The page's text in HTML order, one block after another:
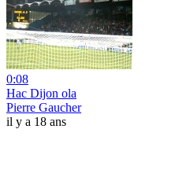
0:08
Hac Dijon ola
Pierre Gaucher
il y a 18 ans